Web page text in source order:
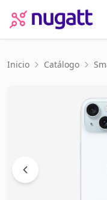
Inicio Catálogo